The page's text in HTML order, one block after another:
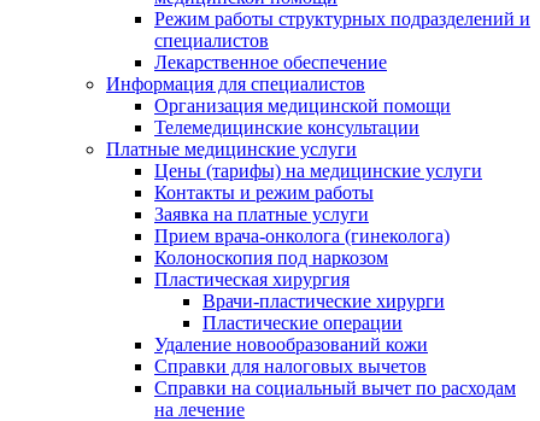
Режим работы структурных подразделений и
специалистов
Лекарственное обеспечение
Информация для специалистов
Организация медицинской помощи
Телемедицинские консультации
Платные медицинские услуги
Цены (тарифы) на медицинские услуги
Контакты и режим работы
Заявка на платные услуги
Прием врача-онколога (гинеколога)
Колоноскопия под наркозом
Пластическая хирургия
Врачи-пластические хирурги
Пластические операции
Удаление новообразований кожи
Справки для налоговых вычетов
Справки на социальный вычет по расходам
на лечение